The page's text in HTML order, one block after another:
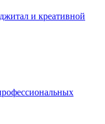
и креативной